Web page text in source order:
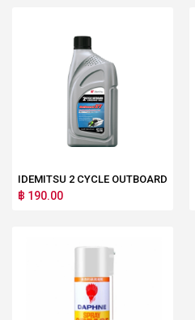
IDEMITSU 2 CYCLE OUTBOARD
฿ 190.00